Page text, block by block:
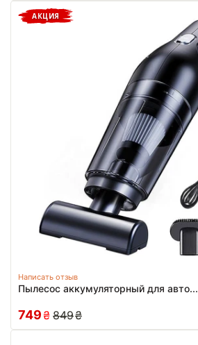
АКЦИЯ
Написать отзыв
Пылесос аккумуляторный для авто...
749₴ 849₴